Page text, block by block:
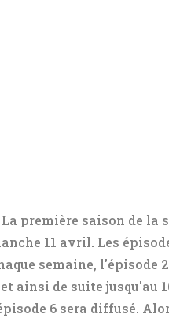
première saison de la
11 avril. Les
semaine, l'épisode
ainsi de suite jusqu'au
6 sera diffusé.